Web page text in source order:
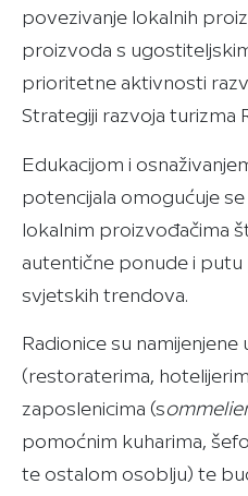
povezivanje lokalnih
proizvoda s
prioritetne aktivnosti
Strategiji razvoja turizma
Edukacijom i
potencijala omogućuje
lokalnim proizvođačima
autentične ponude i putu
svjetskih trendova.
Radionice su namijenjene
(restoraterima,
zaposlenicima (s
pomoćnim kuharima,
te ostalom osoblju) te